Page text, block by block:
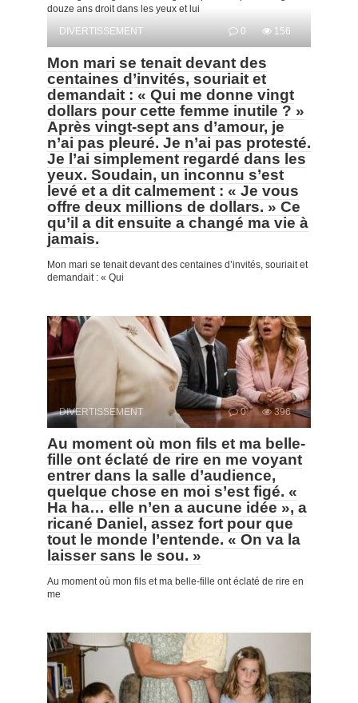
douze ans droit dans les yeux et lui
DIVERTISSEMENT
0 156
Mon mari se tenait devant des
centaines d’invités, souriait et
demandait : « Qui me donne vingt
dollars pour cette femme inutile ? »
Après vingt-sept ans d’amour, je
n’ai pas pleuré. Je n’ai pas protesté.
Je l’ai simplement regardé dans les
yeux. Soudain, un inconnu s’est
levé et a dit calmement : « Je vous
offre deux millions de dollars. » Ce
qu’il a dit ensuite a changé ma vie à
jamais.
Mon mari se tenait devant des centaines d’invités, souriait et
demandait : « Qui
DIVERTISSEMENT 0 396
Au moment où mon fils et ma belle-
fille ont éclaté de rire en me voyant
entrer dans la salle d’audience,
quelque chose en moi s’est figé. «
Ha ha… elle n’en a aucune idée », a
ricané Daniel, assez fort pour que
tout le monde l’entende. « On va la
laisser sans le sou. »
Au moment où mon fils et ma belle-fille ont éclaté de rire en
me